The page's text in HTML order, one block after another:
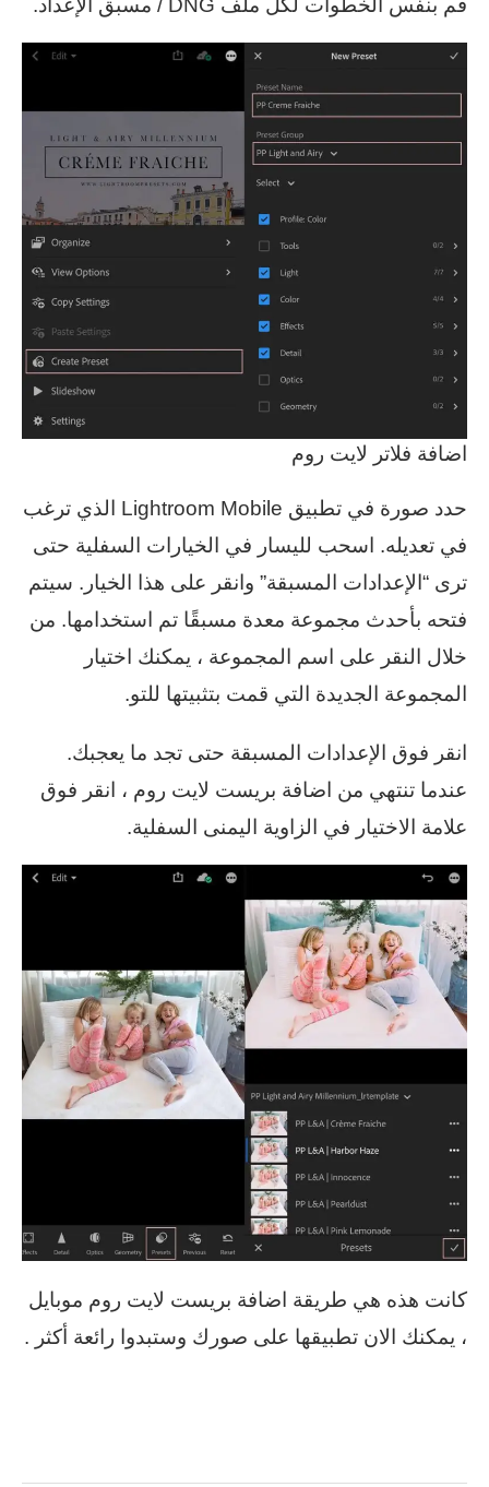
قم بنفس الخطوات لكل ملف DNG / مسبق الإعداد.
اضافة فلاتر لايت روم
حدد صورة في تطبيق Lightroom Mobile الذي ترغب
في تعديله. اسحب لليسار في الخيارات السفلية حتى
ترى “الإعدادات المسبقة” وانقر على هذا الخيار. سيتم
فتحه بأحدث مجموعة معدة مسبقًا تم استخدامها. من
خلال النقر على اسم المجموعة ، يمكنك اختيار
المجموعة الجديدة التي قمت بتثبيتها للتو.
انقر فوق الإعدادات المسبقة حتى تجد ما يعجبك.
عندما تنتهي من اضافة بريست لايت روم ، انقر فوق
علامة الاختيار في الزاوية اليمنى السفلية.
كانت هذه هي طريقة اضافة بريست لايت روم موبايل
، يمكنك الان تطبيقها على صورك وستبدوا رائعة أكثر .